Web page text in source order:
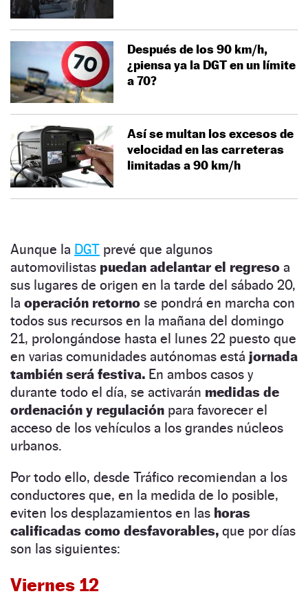
Después de los 90 km/h,
¿piensa ya la DGT en un límite
a 70?
Así se multan los excesos de
velocidad en las carreteras
limitadas a 90 km/h
Aunque la DGT prevé que algunos
automovilistas puedan adelantar el regreso a
sus lugares de origen en la tarde del sábado 20,
la operación retorno se pondrá en marcha con
todos sus recursos en la mañana del domingo
21, prolongándose hasta el lunes 22 puesto que
en varias comunidades autónomas está jornada
también será festiva. En ambos casos y
durante todo el día, se activarán medidas de
ordenación y regulación para favorecer el
acceso de los vehículos a los grandes núcleos
urbanos.
Por todo ello, desde Tráfico recomiendan a los
conductores que, en la medida de lo posible,
eviten los desplazamientos en las horas
calificadas como desfavorables, que por días
son las siguientes:
Viernes 12